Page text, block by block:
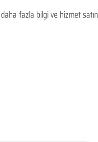
fazla bilgi ve hizmet satın